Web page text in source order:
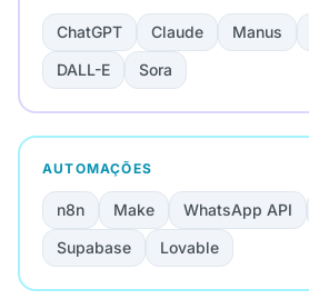
ChatGPT Claude Manus
DALL-E
Sora
AUTOMAÇÕES
n8n Make WhatsApp API
Supabase
Lovable